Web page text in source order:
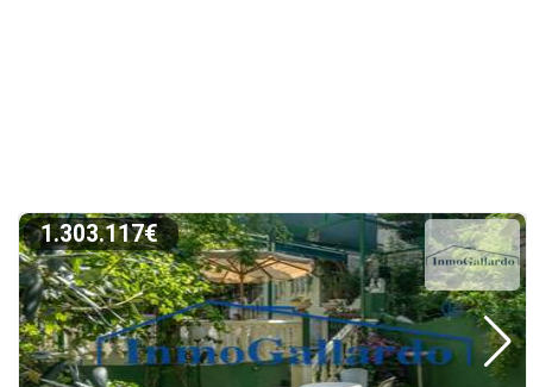
1.303.117€